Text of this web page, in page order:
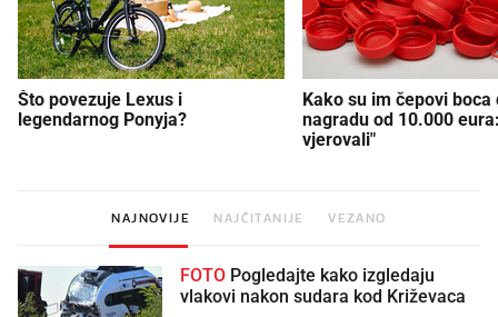
Što povezuje Lexus i
legendarnog Ponyja?
Kako su im čepovi boca
nagradu od 10.000
vjerovali"
NAJNOVIJE NAJČITANIJE VEZANO
FOTO
vlakovi nakon sudara kod Križevaca